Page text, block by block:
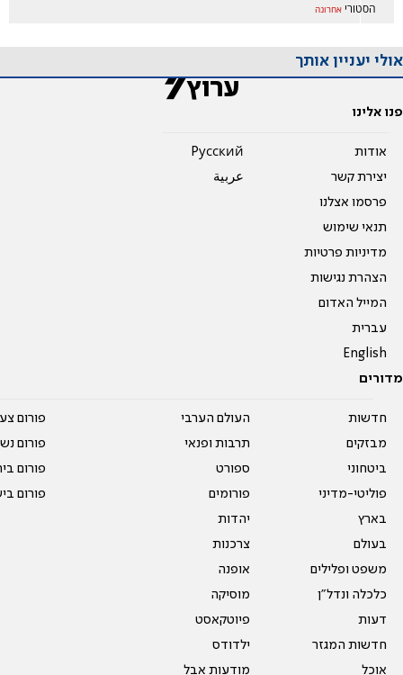
הסטורי אחרונה
אולי יעניין אותך
פנו אלינו
אודות
יצירת קשר
פרסמו אצלנו
תנאי שימוש
מדיניות פרטיות
הצהרת נגישות
המייל האדום
עברית
English
Pусский
عربية
מדורים
חדשות
מבזקים
ביטחוני
פוליטי-מדיני
בארץ
בעולם
משפט ופלילים
כלכלה ונדל"ן
דעות
חדשות המגזר
אוכל
העולם הערבי
תרבות ופנאי
ספורט
פורומים
יהדות
צרכנות
אופנה
מוסיקה
פיוטקאסט
ילדודס
מודעות אבל
פורום
פורום
פורום
פורום